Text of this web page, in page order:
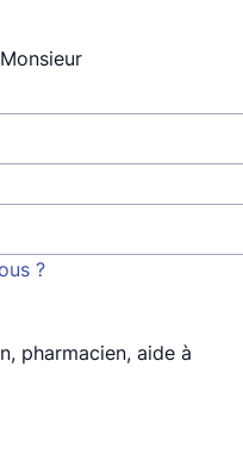
Monsieur
?
pharmacien, aide à